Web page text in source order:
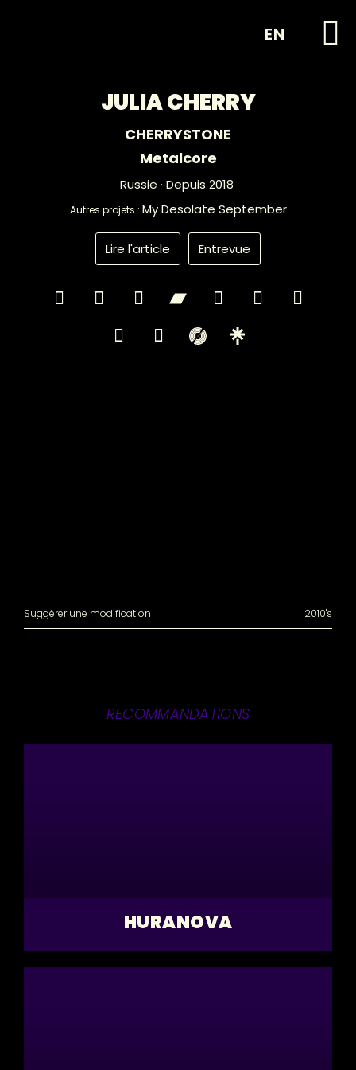
EN
JULIA CHERRY
CHERRYSTONE
Metalcore
Russie · Depuis 2018
Autres projets : My Desolate September
Lire l'article Entrevue
Suggérer une modification 2010's
RECOMMANDATIONS
HURANOVA